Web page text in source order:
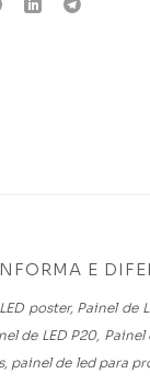
E
poster, Painel de
LED P20, Painel
painel de led para